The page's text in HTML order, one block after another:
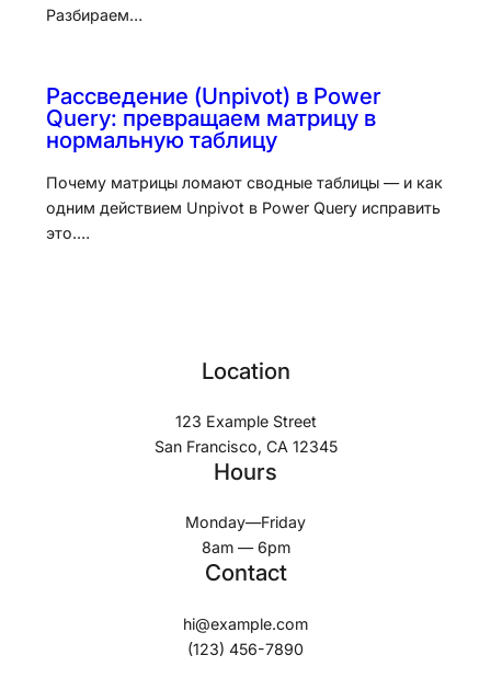
Разбираем…
Рассведение (Unpivot) в Power
Query: превращаем матрицу в
нормальную таблицу
Почему матрицы ломают сводные таблицы — и как
одним действием Unpivot в Power Query исправить
это.…
Location
123 Example Street
San Francisco, CA 12345
Hours
Monday—Friday
8am — 6pm
Contact
hi@example.com
(123) 456-7890